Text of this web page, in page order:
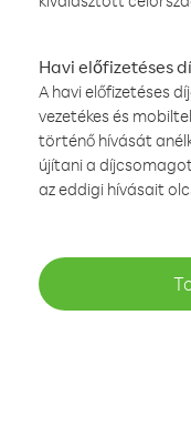
Havi előfizetéses
A havi előfizetéses
vezetékes és
történő hívását
újítani a
az eddigi hívásait